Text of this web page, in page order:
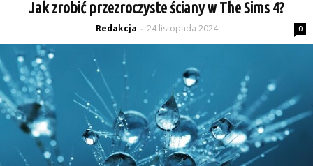
Jak zrobić przezroczyste ściany w The Sims 4?
Redakcja - 24 listopada 2024 0